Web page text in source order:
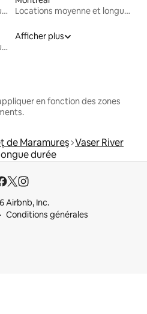
Locations moyenne et longue durée
Locations moyenne et longue durée
Locations moyenne et longue durée
Afficher plus
en fonction des zones
de Maramureș Vaser River
durée
Airbnb, Inc.
Conditions générales